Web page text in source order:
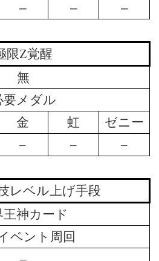
– – –
限Z覚醒
無
要メダル
金 虹
ゼニー
– – –
レベル上げ手段
王神カード
ベント周回